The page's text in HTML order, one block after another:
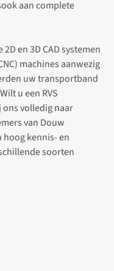
aan complete
en 3D CAD systemen
machines aanwezig
uw transportband
u een RVS
volledig naar
van Douw
hoog kennis- en
soorten